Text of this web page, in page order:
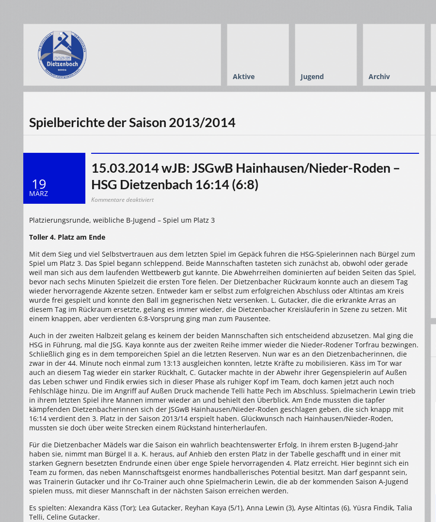
Aktive Jugend Archiv
Spielberichte der Saison 2013/2014
19
MÄRZ
15.03.2014 wJB: JSGwB Hainhausen/Nieder-Roden –
HSG Dietzenbach 16:14 (6:8)
Kommentare deaktiviertfür
Hainhausen/Nieder-
Roden
(6:8)
Platzierungsrunde, weibliche B-Jugend – Spiel um Platz 3
Toller 4. Platz am Ende
Mit dem Sieg und viel Selbstvertrauen aus dem letzten Spiel im Gepäck fuhren die HSG-Spielerinnen nach Bürgel zum
Spiel um Platz 3. Das Spiel begann schleppend. Beide Mannschaften tasteten sich zunächst ab, obwohl oder gerade
weil man sich aus dem laufenden Wettbewerb gut kannte. Die Abwehrreihen dominierten auf beiden Seiten das Spiel,
bevor nach sechs Minuten Spielzeit die ersten Tore fielen. Der Dietzenbacher Rückraum konnte auch an diesem Tag
wieder hervorragende Akzente setzen. Entweder kam er selbst zum erfolgreichen Abschluss oder Altintas am Kreis
wurde frei gespielt und konnte den Ball im gegnerischen Netz versenken. L. Gutacker, die die erkrankte Arras an
diesem Tag im Rückraum ersetzte, gelang es immer wieder, die Dietzenbacher Kreisläuferin in Szene zu setzen. Mit
einem knappen, aber verdienten 6:8-Vorsprung ging man zum Pausentee.
Auch in der zweiten Halbzeit gelang es keinem der beiden Mannschaften sich entscheidend abzusetzen. Mal ging die
HSG in Führung, mal die JSG. Kaya konnte aus der zweiten Reihe immer wieder die Nieder-Rodener Torfrau bezwingen.
Schließlich ging es in dem temporeichen Spiel an die letzten Reserven. Nun war es an den Dietzenbacherinnen, die
zwar in der 44. Minute noch einmal zum 13:13 ausgleichen konnten, letzte Kräfte zu mobilisieren. Käss im Tor war
auch an diesem Tag wieder ein starker Rückhalt, C. Gutacker machte in der Abwehr ihrer Gegenspielerin auf Außen
das Leben schwer und Findik erwies sich in dieser Phase als ruhiger Kopf im Team, doch kamen jetzt auch noch
Fehlschläge hinzu. Die im Angriff auf Außen Druck machende Telli hatte Pech im Abschluss. Spielmacherin Lewin trieb
in ihrem letzten Spiel ihre Mannen immer wieder an und behielt den Überblick. Am Ende mussten die tapfer
kämpfenden Dietzenbacherinnen sich der JSGwB Hainhausen/Nieder-Roden geschlagen geben, die sich knapp mit
16:14 verdient den 3. Platz in der Saison 2013/14 erspielt haben. Glückwunsch nach Hainhausen/Nieder-Roden,
mussten sie doch über weite Strecken einem Rückstand hinterherlaufen.
Für die Dietzenbacher Mädels war die Saison ein wahrlich beachtenswerter Erfolg. In ihrem ersten B-Jugend-Jahr
haben sie, nimmt man Bürgel II a. K. heraus, auf Anhieb den ersten Platz in der Tabelle geschafft und in einer mit
starken Gegnern besetzten Endrunde einen über enge Spiele hervorragenden 4. Platz erreicht. Hier beginnt sich ein
Team zu formen, das neben Mannschaftsgeist enormes handballerisches Potential besitzt. Man darf gespannt sein,
was Trainerin Gutacker und ihr Co-Trainer auch ohne Spielmacherin Lewin, die ab der kommenden Saison A-Jugend
spielen muss, mit dieser Mannschaft in der nächsten Saison erreichen werden.
Es spielten: Alexandra Käss (Tor); Lea Gutacker, Reyhan Kaya (5/1), Anna Lewin (3), Ayse Altintas (6), Yüsra Findik, Talia
Telli, Celine Gutacker.